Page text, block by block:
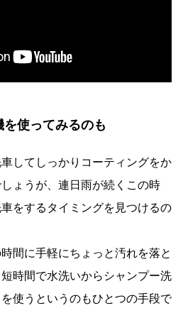
使ってみるのも
してしっかりコーティングをか
ょうが、連日雨が続くこの時
をするタイミングを見つけるの
間に手軽にちょっと汚れを落と
時間で水洗いからシャンプー洗
使うというのもひとつの手段で